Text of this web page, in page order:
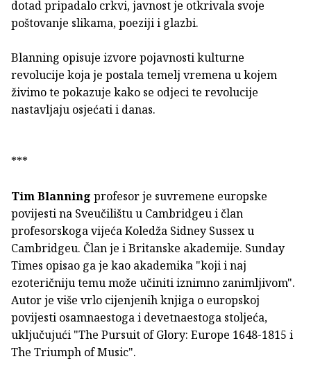
dotad pripadalo crkvi, javnost je otkrivala svoje
poštovanje slikama, poeziji i glazbi.
Blanning opisuje izvore pojavnosti kulturne
revolucije koja je postala temelj vremena u kojem
živimo te pokazuje kako se odjeci te revolucije
nastavljaju osjećati i danas.
***
Tim Blanning profesor je suvremene europske
povijesti na Sveučilištu u Cambridgeu i član
profesorskoga vijeća Koledža Sidney Sussex u
Cambridgeu. Član je i Britanske akademije. Sunday
Times opisao ga je kao akademika "koji i naj
ezoteričniju temu može učiniti iznimno zanimljivom".
Autor je više vrlo cijenjenih knjiga o europskoj
povijesti osamnaestoga i devetnaestoga stoljeća,
uključujući "The Pursuit of Glory: Europe 1648-1815 i
The Triumph of Music".